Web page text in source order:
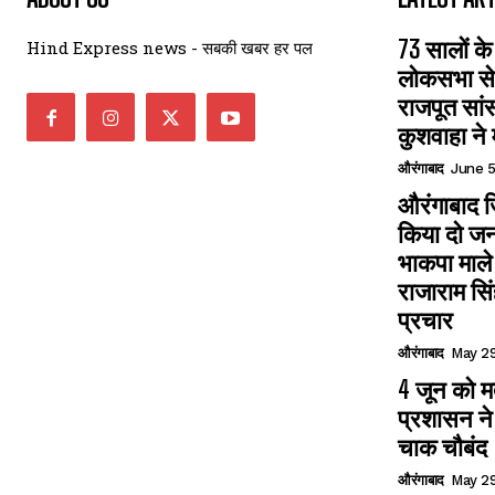
Hind Express news - सबकी खबर हर पल
73 सालों
लोकसभा से
राजपूत
कुशवाहा ने
औरंगाबाद June
औरंगाबाद
किया दो
भाकपा
राजाराम
प्रचार
औरंगाबाद May
4 जून को
प्रशासन ने
चाक चौबंद
औरंगाबाद May